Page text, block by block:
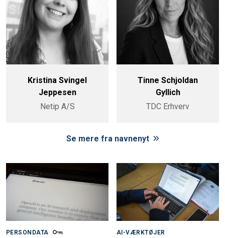
Kristina Svingel
Jeppesen
Netip A/S
Tinne Schjoldan
Gyllich
TDC Erhverv
Se mere fra navnenyt
PERSONDATA AI-VÆRKTØJER